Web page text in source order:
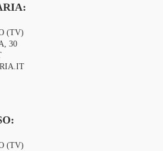
(TV)
30
(TV)